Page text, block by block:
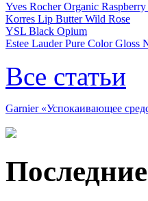
Yves Rocher Organic
Korres Lip Butter Wild Rose
YSL Black Opium
Estee Lauder Pure Color Gloss
Все статьи
Garnier «Успокаивающее